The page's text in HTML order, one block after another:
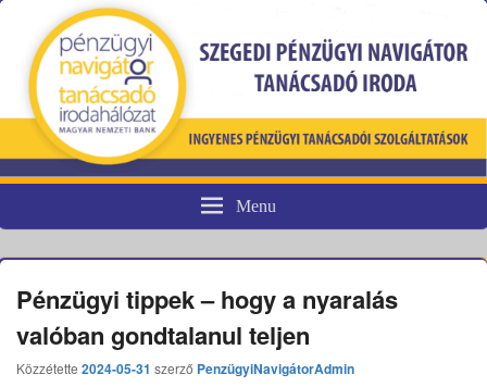
Pénzügyi fogyasztóvédelem
Menu
Pénzügyi tippek – hogy a nyaralás
valóban gondtalanul teljen
Közzétette 2024-05-31 szerző PenzügyiNavigátorAdmin